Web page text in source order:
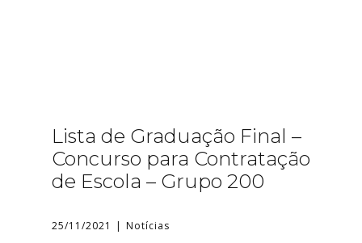
Lista de Graduação Final –
Concurso para Contratação
de Escola – Grupo 200
25/11/2021 Notícias